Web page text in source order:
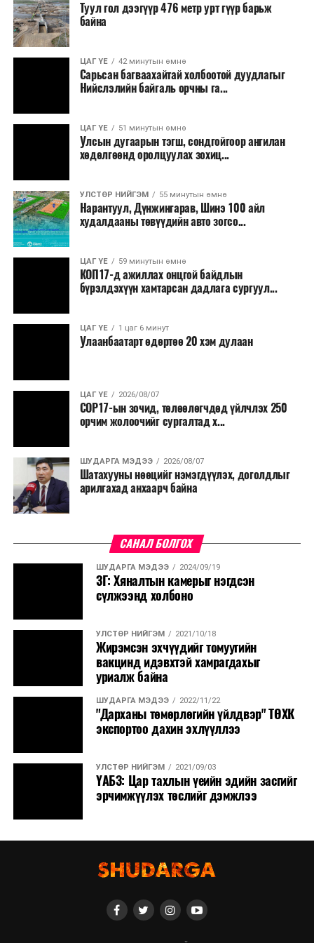
эсвэл тухайн компанитай өмнө нь гэрээний
харилцаатай бөгөөд шинэ үйлчилгээ санал болгож
буй тохиолдолд хориг үйлчлэхгүй. Иргэд
зөвшөөрөлгүй дуудлагын талаар төрийн цахим
хуудсаар мэдээлэх боломжтой.
Шинэ хууль Францын зах зээлд үйлчилдэг гадаадын
дуудлагын төвүүдэд нөлөөлөхөөр байна. Тухайлбал,
Мароккогийн дуудлагын төвүүдийн орлогын 80 гаруй
хувь Францын зах зээлээс бүрддэг бөгөөд тус улсын
40–50 мянган ажлын байр эрсдэлд орж болзошгүйг
Мароккогийн хөдөлмөр эрхлэлтийн сайд мэдэгджээ.
Туул гол дээгүүр 476 метр урт гүүр барьж
байна
ЦАГ ҮЕ 42 минутын өмнө
Сарьсан багваахайтай холбоотой дуудлагыг
Нийслэлийн байгаль орчны га...
ЦАГ ҮЕ 51 минутын өмнө
Улсын дугаарын тэгш, сондгойгоор ангилан
хөдөлгөөнд оролцуулах зохиц...
УЛСТӨР НИЙГЭМ 55 минутын өмнө
Нарантуул, Дүнжингарав, Шинэ 100 айл
худалдааны төвүүдийн авто зогсо...
ЦАГ ҮЕ 59 минутын өмнө
КОП17-д ажиллах онцгой байдлын
бүрэлдэхүүн хамтарсан дадлага сургуул...
ЦАГ ҮЕ 1 цаг 6 минут
Улаанбаатарт өдөртөө 20 хэм дулаан
ЦАГ ҮЕ 2026/08/07
COP17-ын зочид, төлөөлөгчдөд үйлчлэх 250
орчим жолоочийг сургалтад х...
ШУДАРГА МЭДЭЭ 2026/08/07
Шатахууны нөөцийг нэмэгдүүлэх, доголдлыг
арилгахад анхаарч байна
САНАЛ БОЛГОХ
ШУДАРГА МЭДЭЭ 2024/09/19
ЗГ: Хяналтын камерыг нэгдсэн
сүлжээнд холбоно
УЛСТӨР НИЙГЭМ 2021/10/18
Жирэмсэн эхчүүдийг томуугийн
вакцинд идэвхтэй хамрагдахыг
уриалж байна
ШУДАРГА МЭДЭЭ 2022/11/22
"Дарханы төмөрлөгийн үйлдвэр" ТӨХК
экспортоо дахин эхлүүллээ
УЛСТӨР НИЙГЭМ 2021/09/03
ҮАБЗ: Цар тахлын үеийн эдийн засгийг
эрчимжүүлэх төслийг дэмжлээ